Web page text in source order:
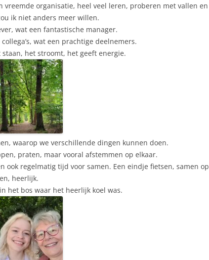
vreemde organisatie, heel veel leren, proberen met vallen en
ik niet anders meer willen.
wat een fantastische manager.
wat een prachtige deelnemers.
het stroomt, het geeft energie.
waarop we verschillende dingen kunnen doen.
praten, maar vooral afstemmen op elkaar.
ook regelmatig tijd voor samen. Een eindje fietsen, samen op
heerlijk.
het bos waar het heerlijk koel was.